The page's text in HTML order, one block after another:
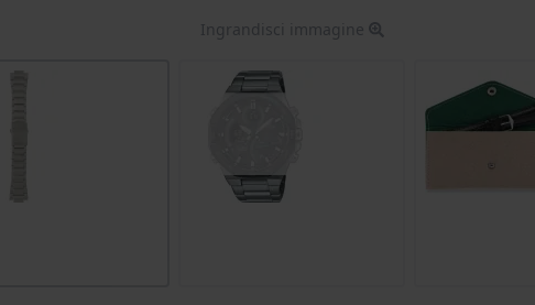
Ingrandisci immagine